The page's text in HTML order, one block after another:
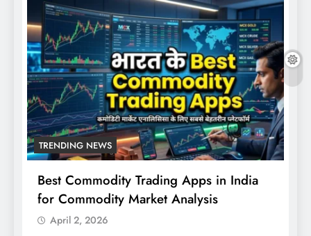
TRENDING NEWS
Best Commodity Trading Apps in India
for Commodity Market Analysis
April 2, 2026